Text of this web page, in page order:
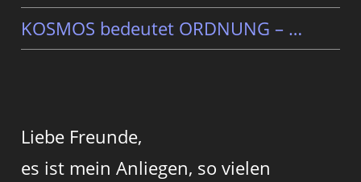
KOSMOS bedeutet ORDNUNG – …
Liebe Freunde,
es ist mein Anliegen, so vielen